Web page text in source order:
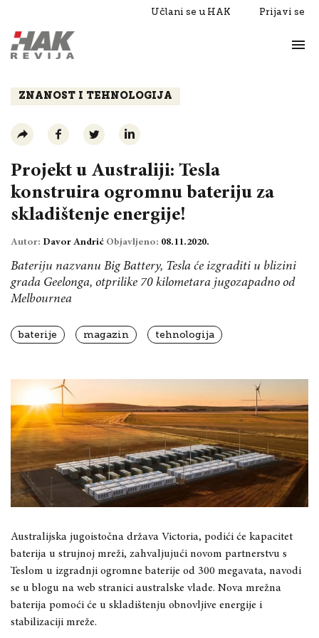
Učlani se u HAK Prijavi se
Razgovori
ZNANOST I TEHNOLOGIJA
Projekt u Australiji: Tesla
konstruira ogromnu bateriju za
skladištenje energije!
Autor: Davor Andrić Objavljeno: 08.11.2020.
Bateriju nazvanu Big Battery, Tesla će izgraditi u blizini
grada Geelonga, otprilike 70 kilometara jugozapadno od
Melbournea
baterije magazin tehnologija
Australijska jugoistočna država Victoria, podići će kapacitet
baterija u strujnoj mreži, zahvaljujući novom partnerstvu s
Teslom u izgradnji ogromne baterije od 300 megavata, navodi
se u blogu na web stranici australske vlade. Nova mrežna
baterija pomoći će u skladištenju obnovljive energije i
stabilizaciji mreže.